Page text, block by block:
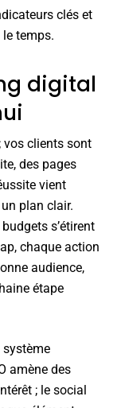
clés et
temps.
digital
vos clients sont
des pages
vient
plan clair.
s’étirent
chaque action
audience,
étape
amène des
; le social